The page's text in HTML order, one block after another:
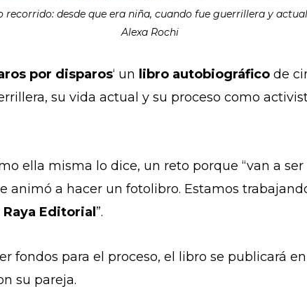
desde que era niña, cuando fue guerrillera y
Alexa Rochi
por disparos‘ un libro autobiográfico de
su vida actual y su proceso como
ella misma lo dice, un reto porque “van a
animó a hacer un fotolibro. Estamos
Raya Editorial ”.
fondos para el proceso, el libro se publicará
su pareja.